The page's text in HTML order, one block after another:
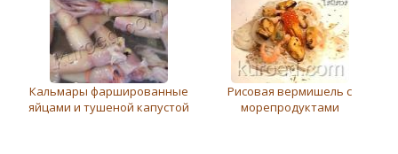
Кальмары фаршированные
яйцами и тушеной капустой
Рисовая вермишель с
морепродуктами